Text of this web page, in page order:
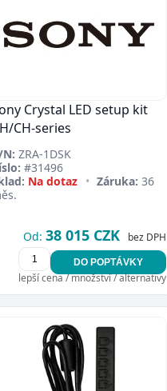
Crystal LED setup kit
CH-series
N: ZRA-1DSK
#31496
Na dotaz • Záruka: 36
Od: 38 015 CZK bez DPH
DO POPTÁVKY
lepší cena / množství / alternativy